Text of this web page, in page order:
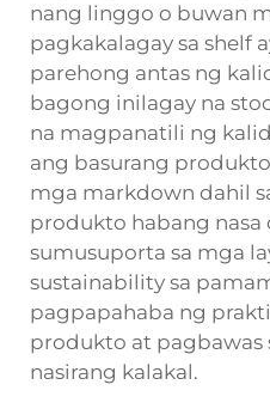
nang linggo o buwan
pagkakalagay sa shelf
parehong antas ng
bagong inilagay na
na magpanatili ng
ang basurang
mga markdown dahil
produkto habang nasa
sumusuporta sa mga
sustainability sa
pagpapahaba ng
produkto at pagbawas
nasirang kalakal.